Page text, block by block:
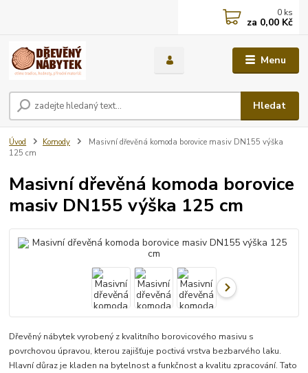
Menu
Hledat
0 ks
za 0,00 Kč
Úvod Komody
Masivní dřevěná komoda borovice masiv DN155 výška
125 cm
Masivní dřevěná komoda borovice
masiv DN155 výška 125 cm
Dřevěný nábytek vyrobený z kvalitního borovicového masivu s
povrchovou úpravou, kterou zajišťuje poctivá vrstva bezbarvého laku.
Hlavní důraz je kladen na bytelnost a funkčnost a kvalitu zpracování. Tato